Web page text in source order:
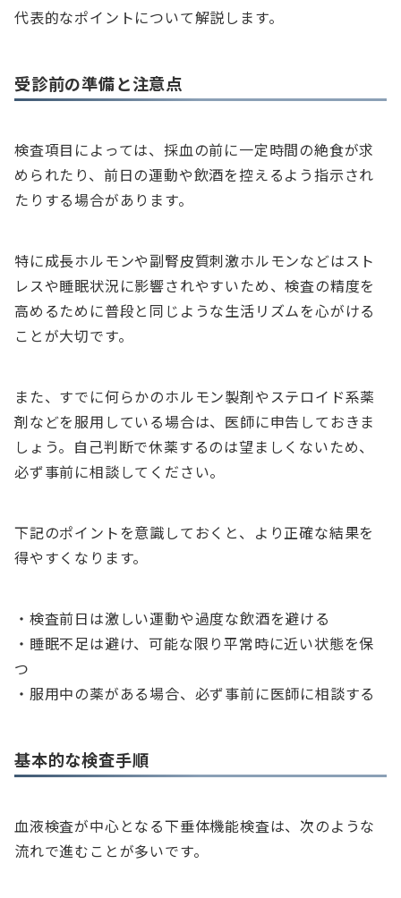
代表的なポイントについて解説します。
受診前の準備と注意点
検査項目によっては、採血の前に一定時間の絶食が求
められたり、前日の運動や飲酒を控えるよう指示され
たりする場合があります。
特に成長ホルモンや副腎皮質刺激ホルモンなどはスト
レスや睡眠状況に影響されやすいため、検査の精度を
高めるために普段と同じような生活リズムを心がける
ことが大切です。
また、すでに何らかのホルモン製剤やステロイド系薬
剤などを服用している場合は、医師に申告しておきま
しょう。自己判断で休薬するのは望ましくないため、
必ず事前に相談してください。
下記のポイントを意識しておくと、より正確な結果を
得やすくなります。
・検査前日は激しい運動や過度な飲酒を避ける
・睡眠不足は避け、可能な限り平常時に近い状態を保
つ
・服用中の薬がある場合、必ず事前に医師に相談する
基本的な検査手順
血液検査が中心となる下垂体機能検査は、次のような
流れで進むことが多いです。